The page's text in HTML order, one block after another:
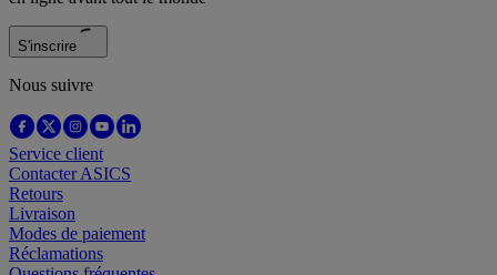
S'inscrire
Nous suivre
Service client
Contacter ASICS
Retours
Livraison
Modes de paiement
Réclamations